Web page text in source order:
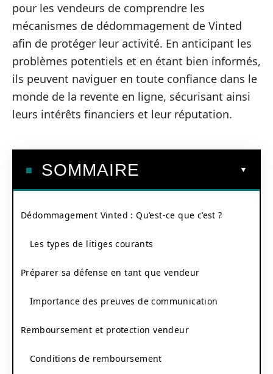
pour les vendeurs de comprendre les
mécanismes de dédommagement de Vinted
afin de protéger leur activité. En anticipant les
problèmes potentiels et en étant bien informés,
ils peuvent naviguer en toute confiance dans le
monde de la revente en ligne, sécurisant ainsi
leurs intérêts financiers et leur réputation.
SOMMAIRE
Dédommagement Vinted : Qu’est-ce que c’est ?
Les types de litiges courants
Préparer sa défense en tant que vendeur
Importance des preuves de communication
Remboursement et protection vendeur
Conditions de remboursement